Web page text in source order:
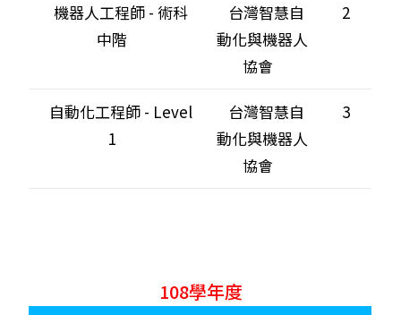
機器人工程師 - 術科
中階
台灣智慧自
動化與機器人
協會
2
自動化工程師 - Level
1
台灣智慧自
動化與機器人
協會
3
108學年度